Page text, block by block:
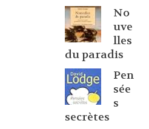
No
uve
lles
du paradis
Pen
sée
s
secrètes